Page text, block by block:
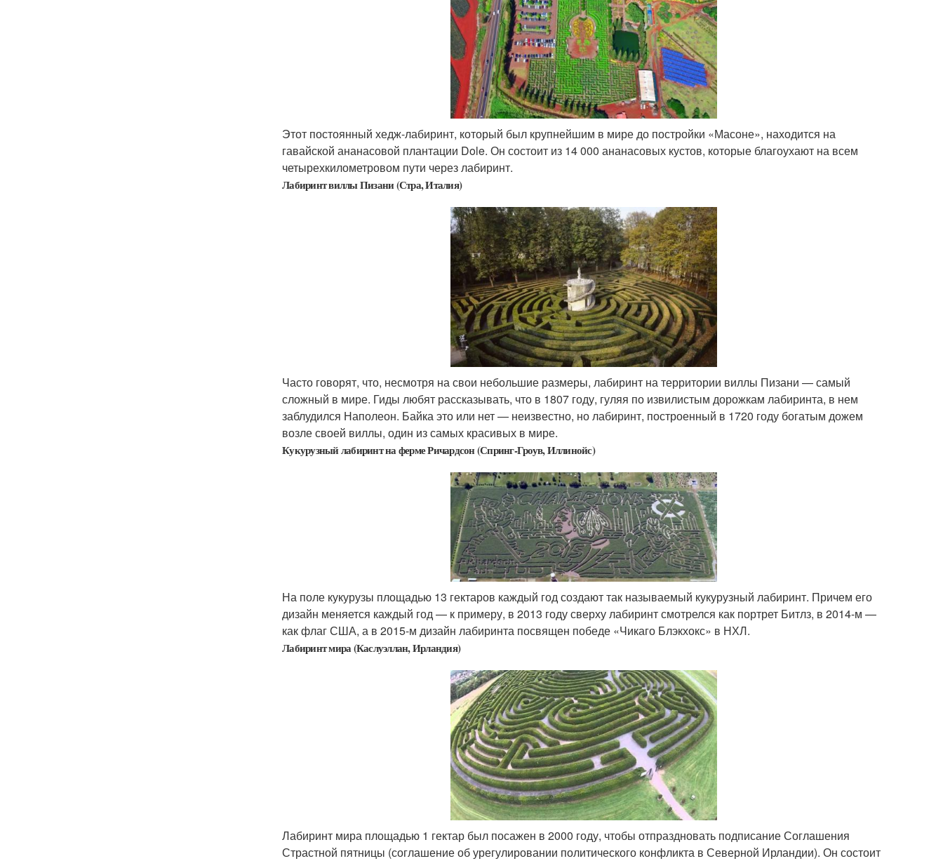
Этот постоянный хедж-лабиринт, который был крупнейшим в мире до постройки «Масоне», находится на
гавайской ананасовой плантации Dole. Он состоит из 14 000 ананасовых кустов, которые благоухают на всем
четырехкилометровом пути через лабиринт.
Лабиринт виллы Пизани (Стра, Италия)
Часто говорят, что, несмотря на свои небольшие размеры, лабиринт на территории виллы Пизани — самый
сложный в мире. Гиды любят рассказывать, что в 1807 году, гуляя по извилистым дорожкам лабиринта, в нем
заблудился Наполеон. Байка это или нет — неизвестно, но лабиринт, построенный в 1720 году богатым дожем
возле своей виллы, один из самых красивых в мире.
Кукурузный лабиринт на ферме Ричардсон (Спринг-Гроув, Иллинойс)
На поле кукурузы площадью 13 гектаров каждый год создают так называемый кукурузный лабиринт. Причем его
дизайн меняется каждый год — к примеру, в 2013 году сверху лабиринт смотрелся как портрет Битлз, в 2014-м —
как флаг США, а в 2015-м дизайн лабиринта посвящен победе «Чикаго Блэкхокс» в НХЛ.
Лабиринт мира (Каслуэллан, Ирландия)
Лабиринт мира площадью 1 гектар был посажен в 2000 году, чтобы отпраздновать подписание Соглашения
Страстной пятницы (соглашение об урегулировании политического конфликта в Северной Ирландии). Он состоит